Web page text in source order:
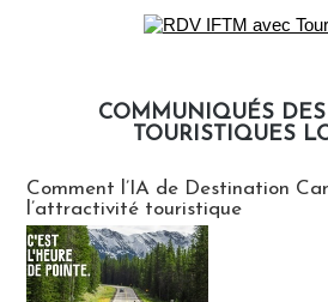
COMMUNIQUÉS
TOURISTIQUES
Comment l’IA de Destination
l’attractivité touristique